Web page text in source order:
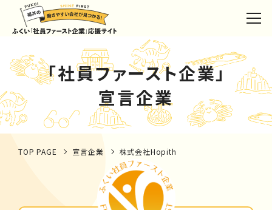
「社員ファースト企業」
宣言企業
TOP PAGE 宣言企業 株式会社Hopith